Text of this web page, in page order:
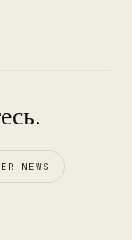
NEWS